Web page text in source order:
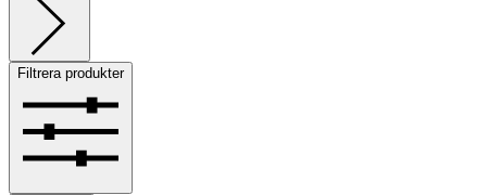
Filtrera produkter